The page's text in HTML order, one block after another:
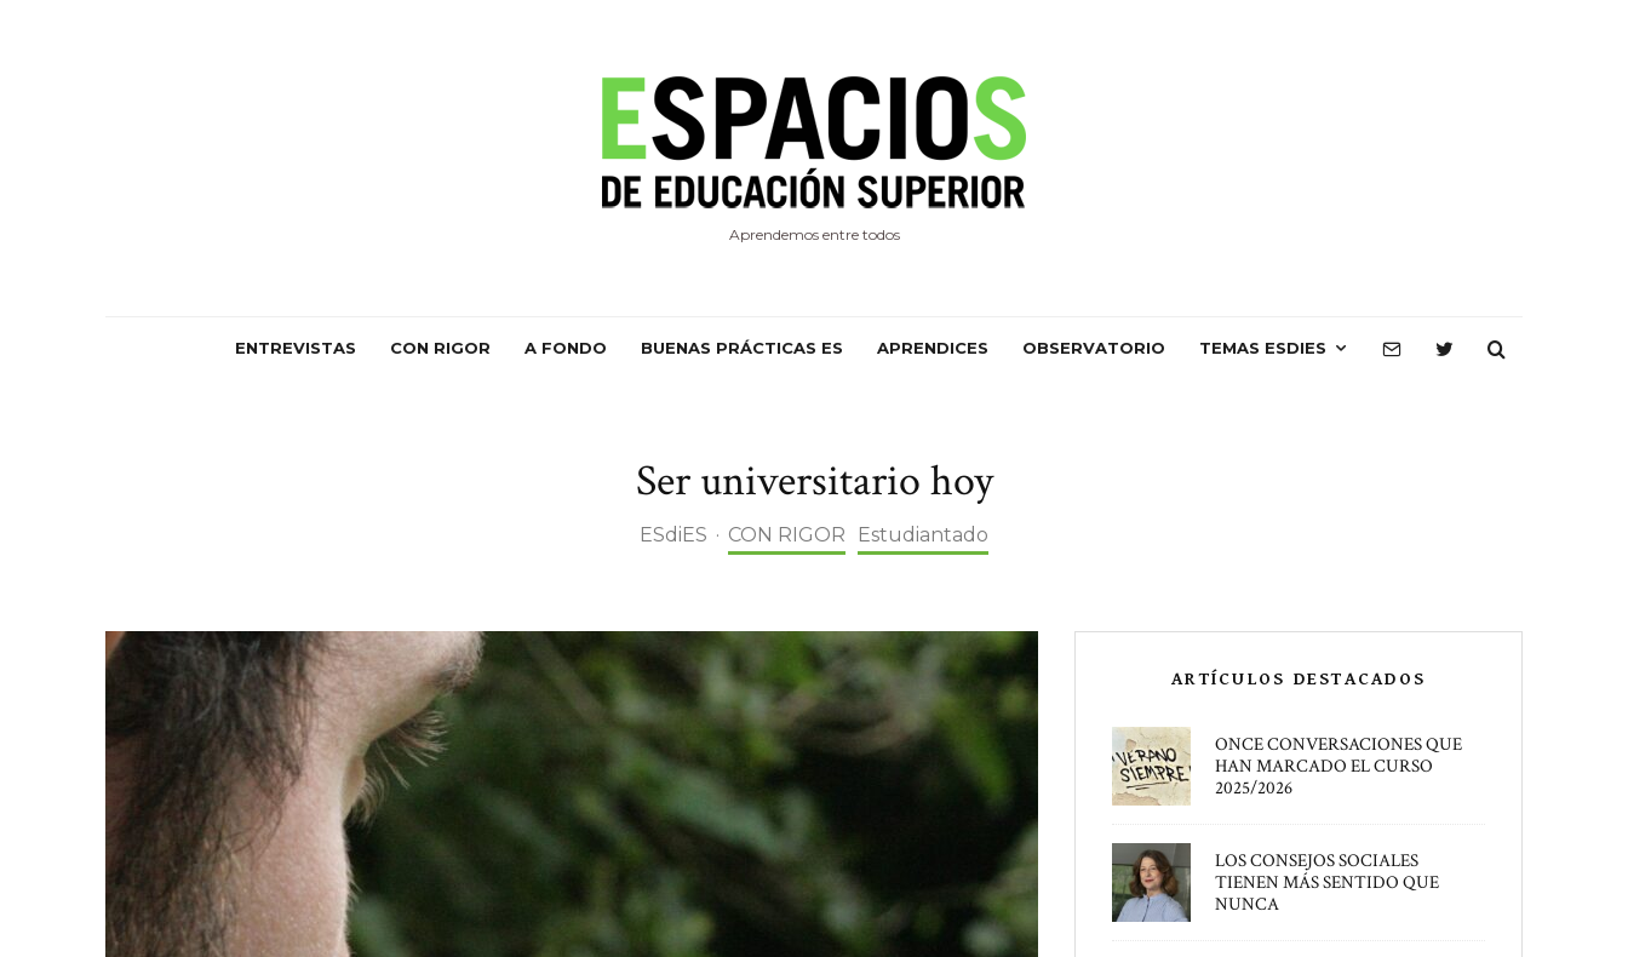
Aprendemos entre todos
ENTREVISTAS CON RIGOR A FONDO BUENAS PRÁCTICAS ES APRENDICES OBSERVATORIO TEMAS ESDIES
Ser universitario hoy
ESdiES · CON RIGOR Estudiantado
ARTÍCULOS DESTACADOS
ONCE CONVERSACIONES QUE
HAN MARCADO EL CURSO
2025/2026
LOS CONSEJOS SOCIALES
TIENEN MÁS SENTIDO QUE
NUNCA